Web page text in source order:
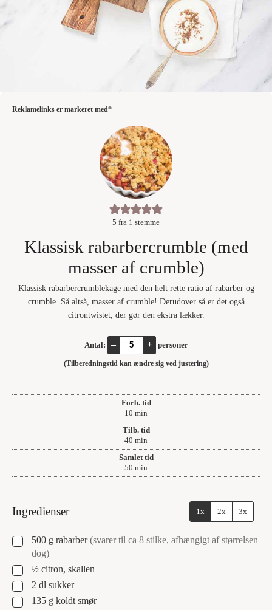
Reklamelinks er markeret med*
5 fra 1 stemme
Klassisk rabarbercrumble (med
masser af crumble)
Klassisk rabarbercrumblekage med den helt rette ratio af rabarber og
crumble. Så altså, masser af crumble! Derudover så er det også
citrontwistet, der gør den ekstra lækker.
Antal: – + personer
(Tilberedningstid kan ændre sig ved justering)
Forb. tid
10 minutter
min
Tilb. tid
40 minutter
min
Samlet tid
50 minutter
min
Ingredienser 1x 2x 3x
▢
500 g rabarber (svarer til ca 8 stilke, afhængigt af størrelsen
dog)
▢
½ citron, skallen
▢
2 dl sukker
▢135 g koldt smør